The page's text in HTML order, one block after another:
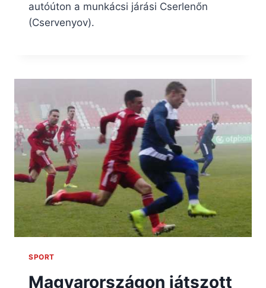
autóúton a munkácsi járási Cserlenőn
(Cservenyov).
SPORT
Magyarországon játszott